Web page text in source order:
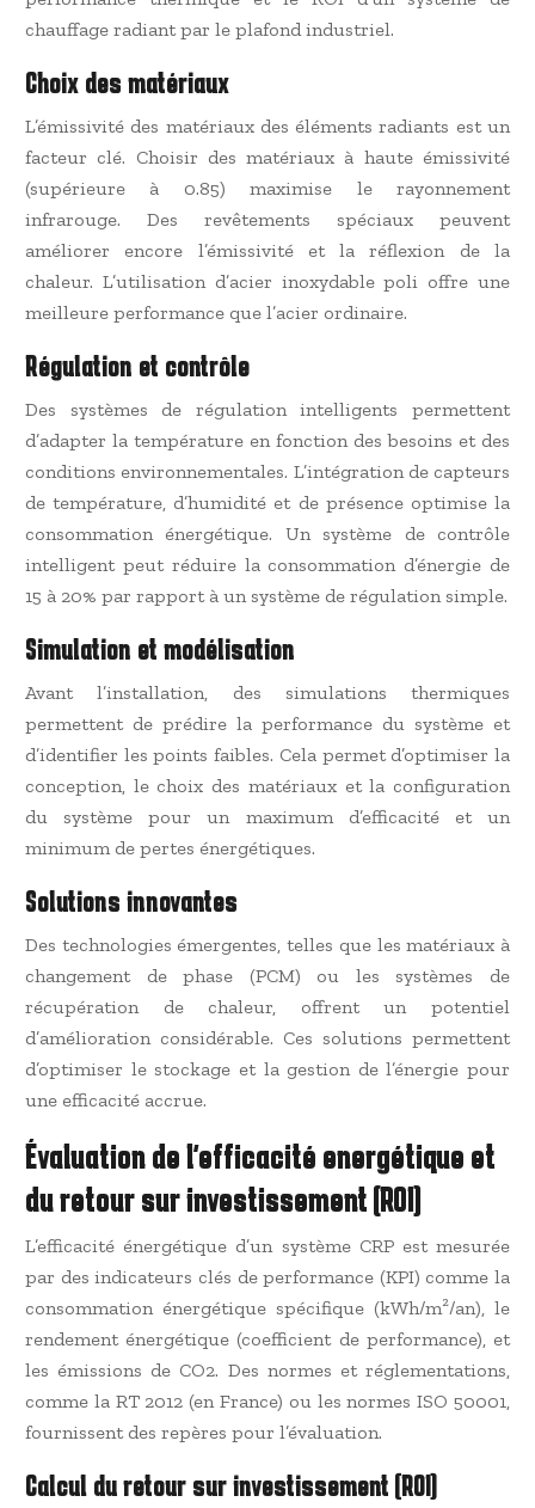
chauffage radiant par le plafond industriel.
Choix des matériaux
L’émissivité des matériaux des éléments radiants est un
facteur clé. Choisir des matériaux à haute émissivité
(supérieure à 0.85) maximise le rayonnement
infrarouge. Des revêtements spéciaux peuvent
améliorer encore l’émissivité et la réflexion de la
chaleur. L’utilisation d’acier inoxydable poli offre une
meilleure performance que l’acier ordinaire.
Régulation et contrôle
Des systèmes de régulation intelligents permettent
d’adapter la température en fonction des besoins et des
conditions environnementales. L’intégration de capteurs
de température, d’humidité et de présence optimise la
consommation énergétique. Un système de contrôle
intelligent peut réduire la consommation d’énergie de
15 à 20% par rapport à un système de régulation simple.
Simulation et modélisation
Avant l’installation, des simulations thermiques
permettent de prédire la performance du système et
d’identifier les points faibles. Cela permet d’optimiser la
conception, le choix des matériaux et la configuration
du système pour un maximum d’efficacité et un
minimum de pertes énergétiques.
Solutions innovantes
Des technologies émergentes, telles que les matériaux à
changement de phase (PCM) ou les systèmes de
récupération de chaleur, offrent un potentiel
d’amélioration considérable. Ces solutions permettent
d’optimiser le stockage et la gestion de l’énergie pour
une efficacité accrue.
Évaluation de l’efficacité energétique et
du retour sur investissement (ROI)
L’efficacité énergétique d’un système CRP est mesurée
par des indicateurs clés de performance (KPI) comme la
consommation énergétique spécifique (kWh/m²/an), le
rendement énergétique (coefficient de performance), et
les émissions de CO2. Des normes et réglementations,
comme la RT 2012 (en France) ou les normes ISO 50001,
fournissent des repères pour l’évaluation.
Calcul du retour sur investissement (ROI)